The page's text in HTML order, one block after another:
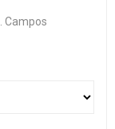
Campos